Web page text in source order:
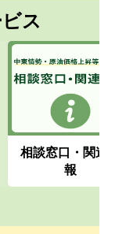
ス
相談窓口・関連情
報